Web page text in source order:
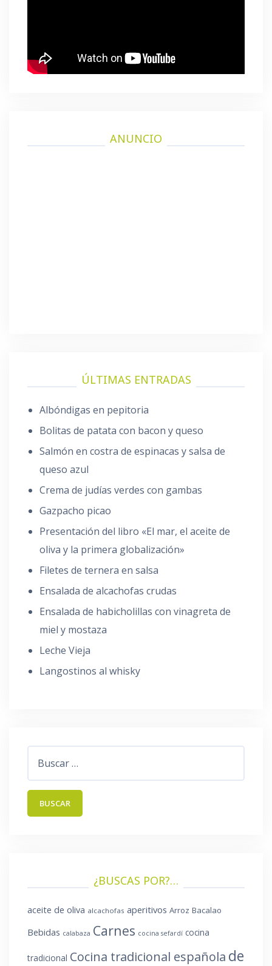
ANUNCIO
ÚLTIMAS ENTRADAS
Albóndigas en pepitoria
Bolitas de patata con bacon y queso
Salmón en costra de espinacas y salsa de
queso azul
Crema de judías verdes con gambas
Gazpacho picao
Presentación del libro «El mar, el aceite de
oliva y la primera globalización»
Filetes de ternera en salsa
Ensalada de alcachofas crudas
Ensalada de habicholillas con vinagreta de
miel y mostaza
Leche Vieja
Langostinos al whisky
¿BUSCAS POR?…
aceite de oliva alcachofas aperitivos Arroz Bacalao
Bebidas calabaza Carnes cocina sefardí cocina
tradicional Cocina tradicional española de